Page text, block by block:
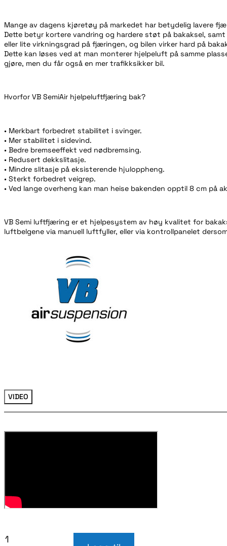
Mange av dagens kjøretøy på markedet har betydelig lavere
Dette betyr kortere vandring og hardere støt på bakaksel,
eller lite virkningsgrad på fjæringen, og bilen virker hard på
Dette kan løses ved at man monterer hjelpeluft på samme
gjøre, men du får også en mer trafikksikker bil.
Hvorfor VB SemiAir hjelpeluftfjæring bak?
• Merkbart forbedret stabilitet i svinger.
• Mer stabilitet i sidevind.
• Bedre bremseeffekt ved nødbremsing.
• Redusert dekkslitasje.
• Mindre slitasje på eksisterende hjuloppheng.
• Sterkt forbedret veigrep.
• Ved lange overheng kan man heise bakenden opptil 8 cm på
VB Semi luftfjæring er et hjelpesystem av høy kvalitet for
luftbelgene via manuell luftfyller, eller via kontrollpanelet
VIDEO
VB-